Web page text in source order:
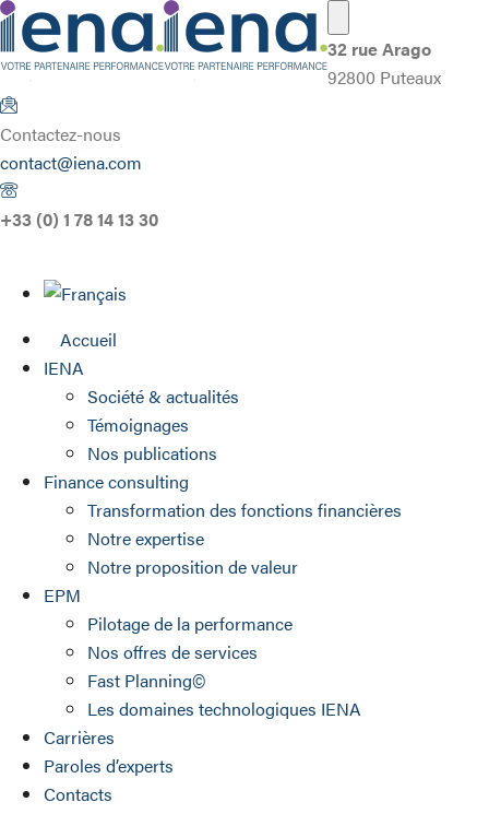
32 rue Arago
92800 Puteaux
Contactez-nous
contact@iena.com
+33 (0) 1 78 14 13 30
Accueil
IENA
Société & actualités
Témoignages
Nos publications
Finance consulting
Transformation des fonctions financières
Notre expertise
Notre proposition de valeur
EPM
Pilotage de la performance
Nos offres de services
Fast Planning©
Les domaines technologiques IENA
Carrières
Paroles d’experts
Contacts